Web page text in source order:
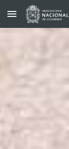
Skip to main